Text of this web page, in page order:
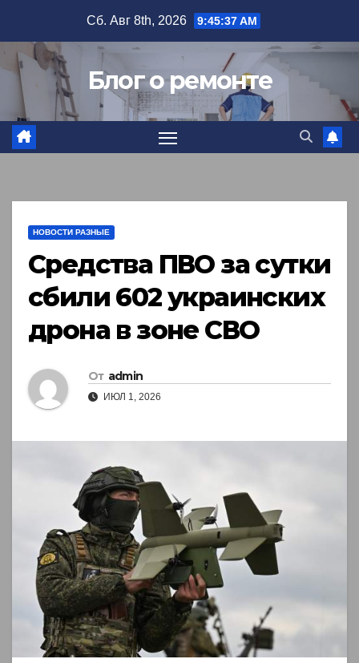
содержимому
Сб. Авг 8th, 2026 9:45:38 AM
Блог о ремонте
НОВОСТИ РАЗНЫЕ
Средства ПВО за сутки
сбили 602 украинских
дрона в зоне СВО
От admin
ИЮЛ 1, 2026